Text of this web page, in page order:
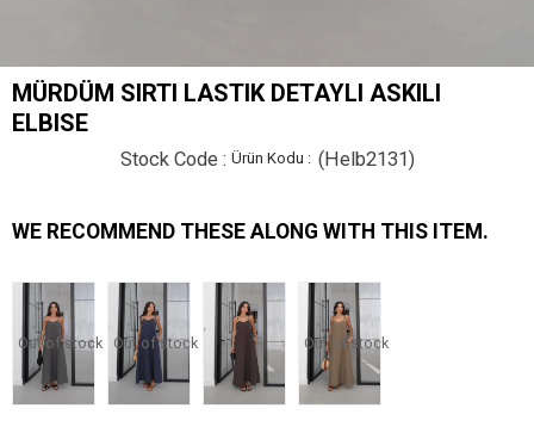
MÜRDÜM SIRTI LASTIK DETAYLI ASKILI
ELBISE
Stock Code (Helb2131)
WE RECOMMEND THESE ALONG WITH THIS ITEM.
Out of stock Out of stock Out of stock